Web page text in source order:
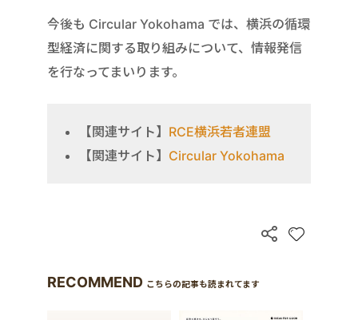
今後も Circular Yokohama では、横浜の循環
型経済に関する取り組みについて、情報発信
を行なってまいります。
【関連サイト】 RCE横浜若者連盟
【関連サイト】 Circular Yokohama
RECOMMEND こちらの記事も読まれてます